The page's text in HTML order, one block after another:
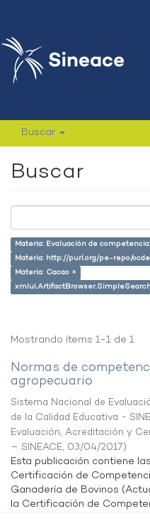
Buscar
Buscar
Materia: Evaluación de
Materia: http://purl.org/pe-repo/
Materia: Cacao ×
Mostrando ítems 1-1 de 1
Normas de
agropecuario
Sistema Nacional de
de la Calidad Educativa -
Evaluación, Acreditación y
– SINEACE, 03/04/2017)
Esta publicación contiene
Certificación de
Ganadería de Bovinos
la Certificación de